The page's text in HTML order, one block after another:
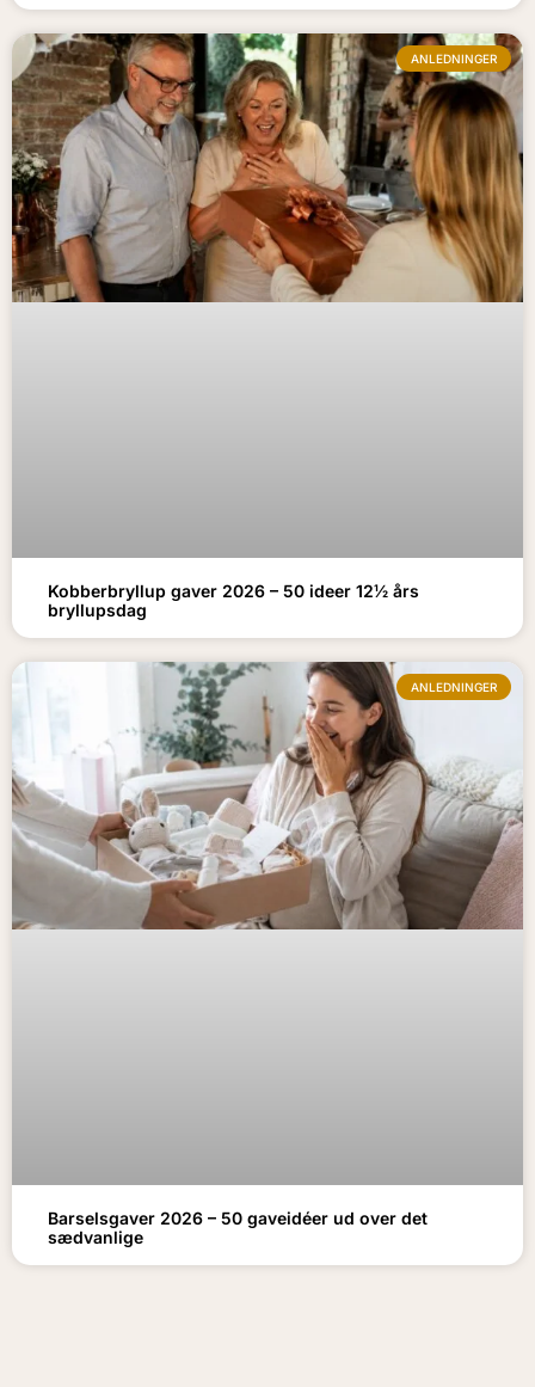
ANLEDNINGER
Kobberbryllup gaver 2026 – 50 ideer 12½ års
bryllupsdag
ANLEDNINGER
Barselsgaver 2026 – 50 gaveidéer ud over det
sædvanlige